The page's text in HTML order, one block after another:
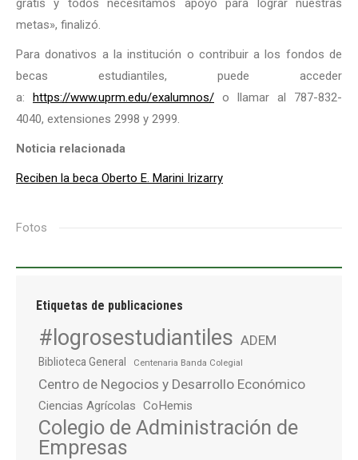
metas», finalizó.
Para donativos a la institución o contribuir a los fondos de
becas estudiantiles, puede acceder
a: https://www.uprm.edu/exalumnos/ o llamar al 787-832-
4040, extensiones 2998 y 2999.
Noticia relacionada
Reciben la beca Oberto E. Marini Irizarry
Fotos
Etiquetas de publicaciones
#logrosestudiantiles ADEM
Biblioteca General Centenaria Banda Colegial
Centro de Negocios y Desarrollo Económico
Ciencias Agrícolas CoHemis
Colegio de Administración de
Empresas